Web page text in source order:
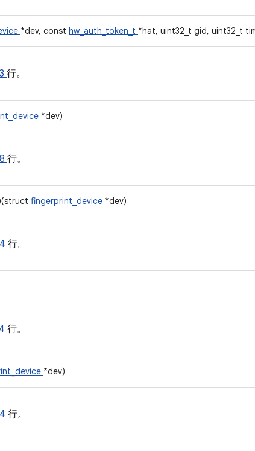
*dev, const hw_auth_token_t *hat, uint32_t gid, uint32_t
行。
*dev)
行。
fingerprint_device *dev)
行。
行。
*dev)
行。